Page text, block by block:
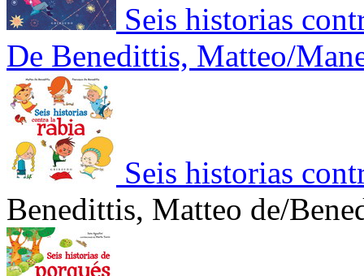
Seis historias
De Benedittis, Matteo/
Seis historias
Benedittis, Matteo de/